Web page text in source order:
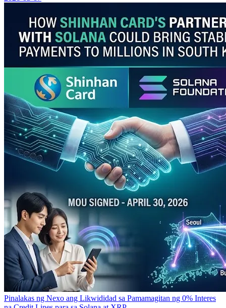
Pinalakas ng Nexo ang Likwididad sa Pamamagitan ng 0% Interes